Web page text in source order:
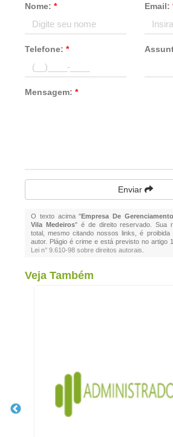
Nome:* Email:
Telefone:*
Mensagem:*
Enviar
O texto acima "Empresa De
Vila Medeiros" é de direito reservado. Sua
total, mesmo citando nossos links, é
autor. Plágio é crime e está previsto no artigo
Lei n° 9.610-98 sobre direitos autorais
Veja Também